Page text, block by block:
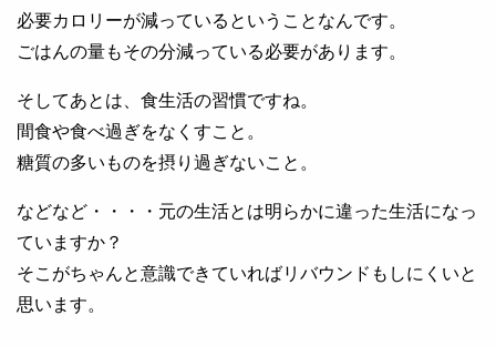
必要カロリーが減っているということなんです。
ごはんの量もその分減っている必要があります。
そしてあとは、食生活の習慣ですね。
間食や食べ過ぎをなくすこと。
糖質の多いものを摂り過ぎないこと。
などなど・・・・元の生活とは明らかに違った生活になっ
ていますか？
そこがちゃんと意識できていればリバウンドもしにくいと
思います。